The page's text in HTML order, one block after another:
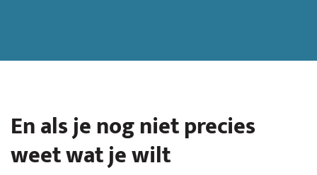
En als je nog niet precies
weet wat je wilt